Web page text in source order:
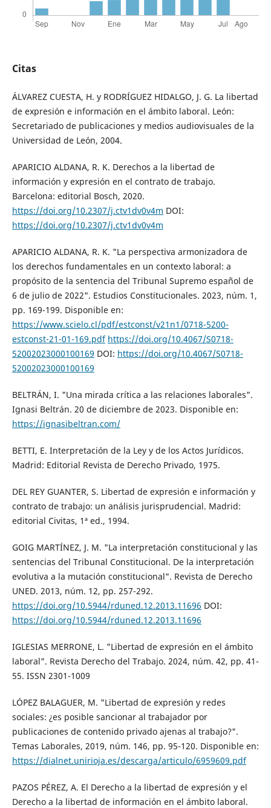
Citas
ÁLVAREZ CUESTA, H. y RODRÍGUEZ HIDALGO, J. G. La libertad
de expresión e información en el ámbito laboral. León:
Secretariado de publicaciones y medios audiovisuales de la
Universidad de León, 2004.
APARICIO ALDANA, R. K. Derechos a la libertad de
información y expresión en el contrato de trabajo.
Barcelona: editorial Bosch, 2020.
https://doi.org/10.2307/j.ctv1dv0v4m DOI:
https://doi.org/10.2307/j.ctv1dv0v4m
APARICIO ALDANA, R. K. "La perspectiva armonizadora de
los derechos fundamentales en un contexto laboral: a
propósito de la sentencia del Tribunal Supremo español de
6 de julio de 2022". Estudios Constitucionales. 2023, núm. 1,
pp. 169-199. Disponible en:
https://www.scielo.cl/pdf/estconst/v21n1/0718-5200-
estconst-21-01-169.pdf https://doi.org/10.4067/S0718-
52002023000100169 DOI: https://doi.org/10.4067/S0718-
52002023000100169
BELTRÁN, I. "Una mirada crítica a las relaciones laborales".
Ignasi Beltrán. 20 de diciembre de 2023. Disponible en:
https://ignasibeltran.com/
BETTI, E. Interpretación de la Ley y de los Actos Jurídicos.
Madrid: Editorial Revista de Derecho Privado, 1975.
DEL REY GUANTER, S. Libertad de expresión e información y
contrato de trabajo: un análisis jurisprudencial. Madrid:
editorial Civitas, 1ª ed., 1994.
GOIG MARTÍNEZ, J. M. "La interpretación constitucional y las
sentencias del Tribunal Constitucional. De la interpretación
evolutiva a la mutación constitucional". Revista de Derecho
UNED. 2013, núm. 12, pp. 257-292.
https://doi.org/10.5944/rduned.12.2013.11696 DOI:
https://doi.org/10.5944/rduned.12.2013.11696
IGLESIAS MERRONE, L. "Libertad de expresión en el ámbito
laboral". Revista Derecho del Trabajo. 2024, núm. 42, pp. 41-
55. ISSN 2301-1009
LÓPEZ BALAGUER, M. "Libertad de expresión y redes
sociales: ¿es posible sancionar al trabajador por
publicaciones de contenido privado ajenas al trabajo?".
Temas Laborales, 2019, núm. 146, pp. 95-120. Disponible en:
https://dialnet.unirioja.es/descarga/articulo/6959609.pdf
PAZOS PÉREZ, A. El Derecho a la libertad de expresión y el
Derecho a la libertad de información en el ámbito laboral.